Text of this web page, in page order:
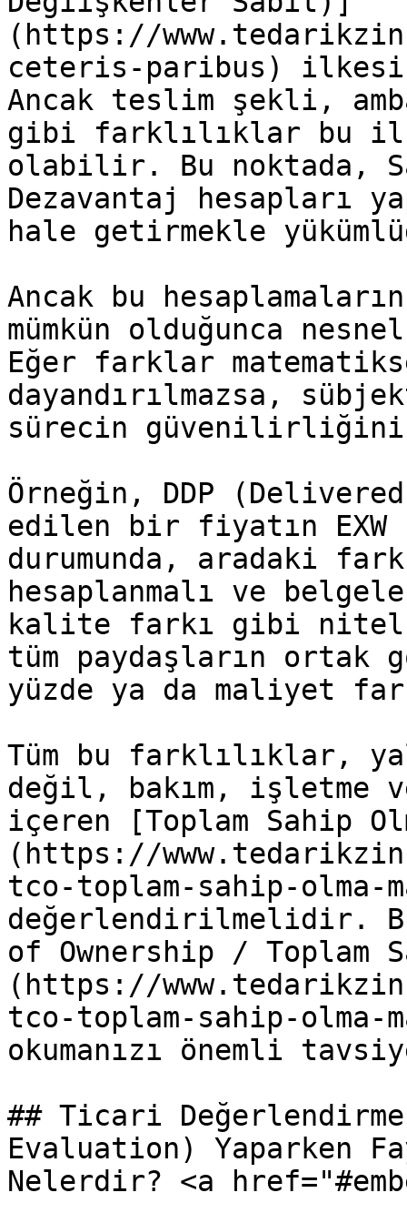
(https://
ceteris-paribus)
Ancak teslim şekli,
gibi farklılıklar bu
olabilir. Bu noktada,
Dezavantaj hesapları
hale getirmekle
Ancak bu
mümkün olduğunca
Eğer farklar
dayandırılmazsa,
sürecin
Örneğin, DDP
edilen bir fiyatın EXW
durumunda, aradaki
hesaplanmalı ve
kalite farkı gibi nitel
tüm paydaşların
yüzde ya da maliyet
Tüm bu farklılıklar,
değil, bakım, işletme
içeren [Toplam Sahip
(https://
tco-toplam-sahip-
değerlendirilmelidir.
of Ownership / Toplam
(https://
tco-toplam-sahip-
okumanızı önemli
## Ticari
Evaluation) Yaparken
Nelerdir? <a